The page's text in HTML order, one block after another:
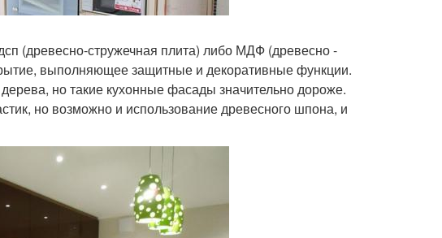
(древесно-стружечная плита) либо МДФ (древесно -
выполняющее защитные и декоративные функции.
но такие кухонные фасады значительно дороже.
но возможно и использование древесного шпона, и